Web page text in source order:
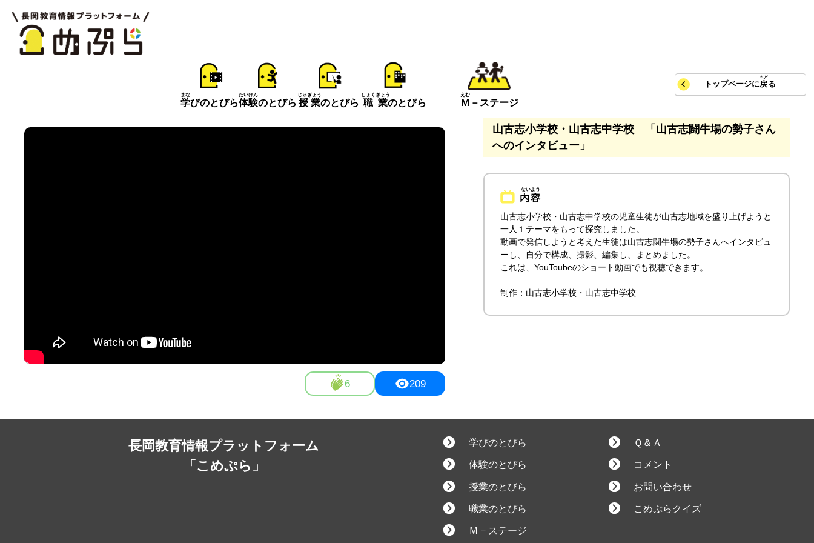
トップページに戻る
学
まな
びのとびら体験
たいけん
のとびら 授業
じゅぎょう
のとびら 職業
しょくぎょう
のとびら Ｍ
えむ
－ステージ
6 209
山古志小学校・山古志中学校 「山古志闘牛場の勢子さん
へのインタビュー」
内容
山古志小学校・山古志中学校の児童生徒が山古志地域を盛り上げようと
一人１テーマをもって探究しました。
動画で発信しようと考えた生徒は山古志闘牛場の勢子さんへインタビュ
ーし、自分で構成、撮影、編集し、まとめました。
これは、YouToubeのショート動画でも視聴できます。
制作：山古志小学校・山古志中学校
長岡教育情報プラットフォーム
「こめぷら」
学びのとびら
体験のとびら
授業のとびら
職業のとびら
Ｍ－ステージ
Ｑ＆Ａ
コメント
お問い合わせ
こめぷらクイズ